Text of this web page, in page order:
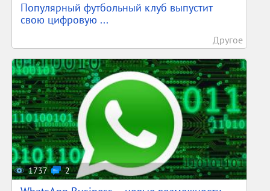
Популярный футбольный клуб выпустит
свою цифровую ...
Другое
1737 2